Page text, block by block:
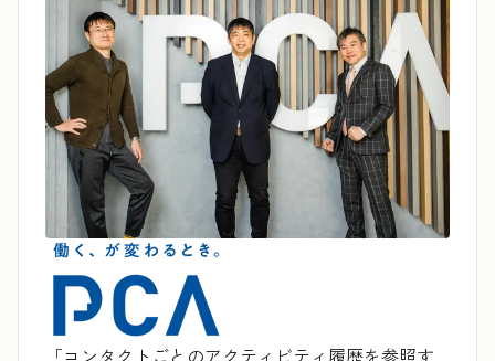
「コンタクトごとのアクティビティ履歴を参照す